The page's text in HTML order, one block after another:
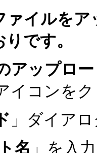
ァイルを
です。
アップロ
イコンを
」ダイア
名 」を入